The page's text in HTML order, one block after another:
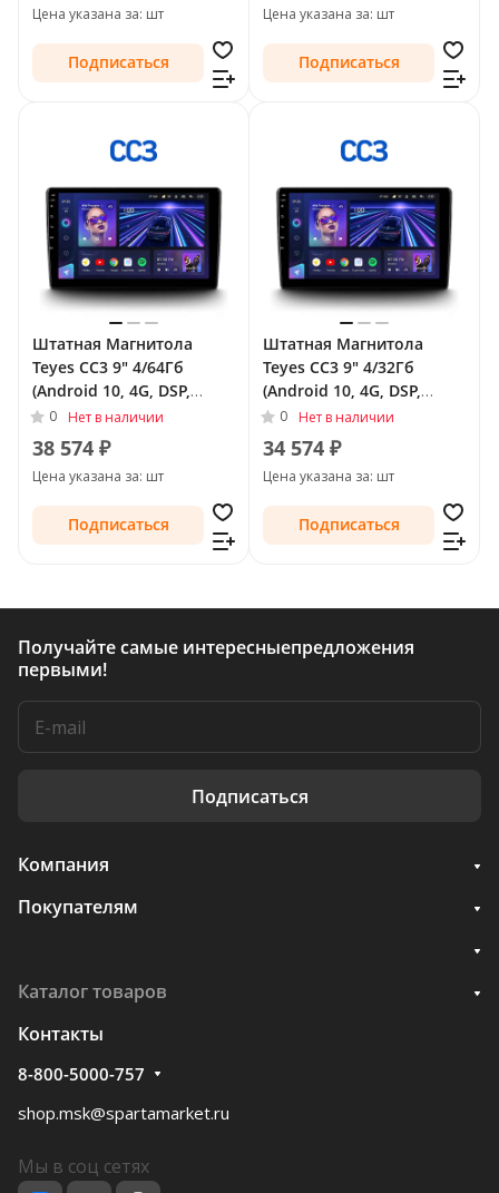
Цена указана за: шт
Подписаться
Цена указана за: шт
Подписаться
Штатная Магнитола
Teyes CC3 9" 4/64Гб
(Android 10, 4G, DSP,
QLed) для Peugeot 207 I
Рестайлинг 2009 - 2015
0 Нет в наличии
38 574 ₽
Цена указана за: шт
Подписаться
Штатная Магнитола
Teyes CC3 9" 4/32Гб
(Android 10, 4G, DSP,
QLed) для Peugeot 207 I
2006 - 2009
0 Нет в наличии
34 574 ₽
Цена указана за: шт
Подписаться
Получайте самые интересныепредложения
первыми!
Подписаться
Компания
Покупателям
Каталог товаров
Контакты
8-800-5000-757
shop.msk@spartamarket.ru
Мы в соц сетях